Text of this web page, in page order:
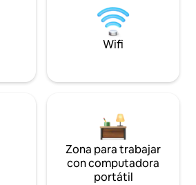
Wifi
Zona para trabajar
con computadora
portátil